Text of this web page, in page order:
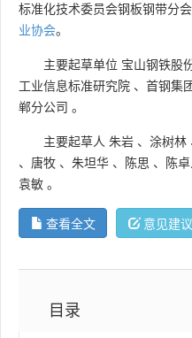
标准化技术委员会钢板钢带分
业协会。
主要起草单位 宝山钢铁股
工业信息标准研究院 、 首钢集
郸分公司 。
主要起草人 朱岩 、 涂树林
、 唐牧 、 朱坦华 、 陈思 、 陈卓
袁敏 。
查看全文 意见建议
目录